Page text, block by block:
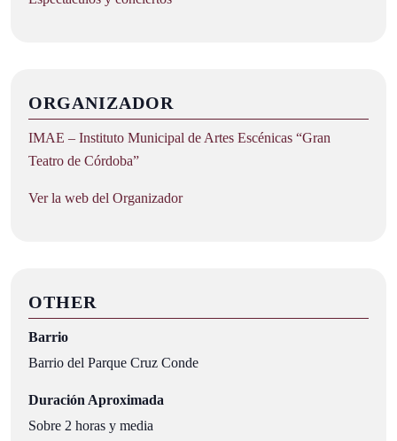
ORGANIZADOR
IMAE – Instituto Municipal de Artes Escénicas “Gran
Teatro de Córdoba”
Ver la web del Organizador
OTHER
Barrio
Barrio del Parque Cruz Conde
Duración Aproximada
Sobre 2 horas y media